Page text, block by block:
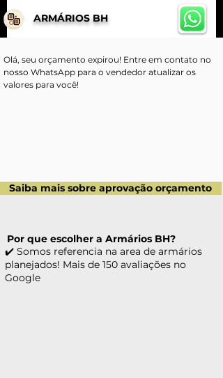
ARMÁRIOS BH
Olá, seu orçamento expirou! Entre em contato no
nosso WhatsApp para o vendedor atualizar os
valores para você!
Saiba mais sobre aprovação orçamento
✔️ Somos referencia na area de armários
planejados! Mais de 150 avaliações no
Google
Por que escolher a Armários BH?